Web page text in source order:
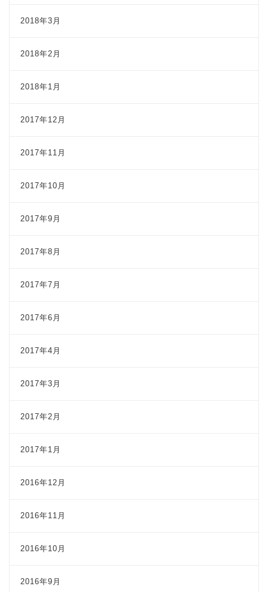
2018年3月
2018年2月
2018年1月
2017年12月
2017年11月
2017年10月
2017年9月
2017年8月
2017年7月
2017年6月
2017年4月
2017年3月
2017年2月
2017年1月
2016年12月
2016年11月
2016年10月
2016年9月